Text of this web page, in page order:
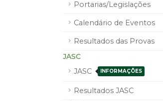
Portarias/Legislações
Calendário de Eventos
Resultados das Provas
JASC
JASC
INFORMAÇÕES
Resultados JASC